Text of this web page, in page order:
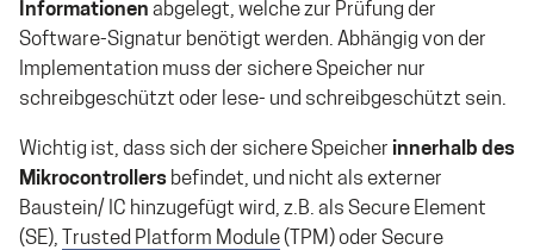
Informationen abgelegt, welche zur Prüfung der
Software-Signatur benötigt werden. Abhängig von der
Implementation muss der sichere Speicher nur
schreibgeschützt oder lese- und schreibgeschützt sein.
Wichtig ist, dass sich der sichere Speicher innerhalb des
Mikrocontrollers befindet, und nicht als externer
Baustein/ IC hinzugefügt wird, z.B. als Secure Element
(SE),
Trusted Platform Module(TPM) oder Secure